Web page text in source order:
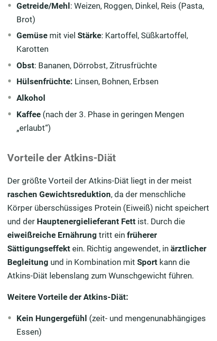
Getreide/Mehl: Weizen, Roggen, Dinkel, Reis (Pasta,
Brot)
Gemüse mit vielStärke: Kartoffel, Süßkartoffel,
Karotten
Obst: Bananen, Dörrobst, Zitrusfrüchte
Hülsenfrüchte: Linsen, Bohnen, Erbsen
Alkohol
Kaffee (nach der 3. Phase in geringen Mengen
„erlaubt“)
Vorteile der Atkins-Diät
Der größte Vorteil der Atkins-Diät liegt in der meist
raschen Gewichtsreduktion, da der menschliche
Körper überschüssiges Protein (Eiweiß) nicht speichert
und der Hauptenergielieferant Fett ist. Durch die
eiweißreiche Ernährung tritt ein früherer
Sättigungseffekt ein. Richtig angewendet, in ärztlicher
Begleitung und in Kombination mit Sport kann die
Atkins-Diät lebenslang zum Wunschgewicht führen.
Weitere Vorteile der Atkins-Diät:
Kein Hungergefühl (zeit- und mengenunabhängiges
Essen)